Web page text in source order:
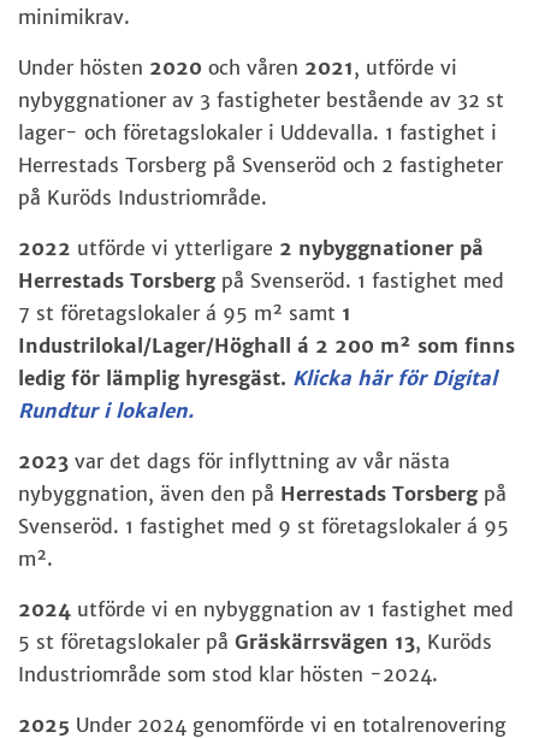
minimikrav.
Under hösten 2020 och våren 2021, utförde vi
nybyggnationer av 3 fastigheter bestående av 32 st
lager- och företagslokaler i Uddevalla. 1 fastighet i
Herrestads Torsberg på Svenseröd och 2 fastigheter
på Kuröds Industriområde.
2022 utförde vi ytterligare 2 nybyggnationer på
Herrestads Torsberg på Svenseröd. 1 fastighet med
7 st företagslokaler á 95 m² samt 1
Industrilokal/Lager/Höghall á 2 200 m² som finns
ledig för lämplig hyresgäst. Klicka här för Digital
Rundtur i lokalen.
2023 var det dags för inflyttning av vår nästa
nybyggnation, även den på Herrestads Torsberg på
Svenseröd. 1 fastighet med 9 st företagslokaler á 95
m².
2024 utförde vi en nybyggnation av 1 fastighet med
5 st företagslokaler på Gräskärrsvägen 13, Kuröds
Industriområde som stod klar hösten -2024.
2025 Under 2024 genomförde vi en totalrenovering